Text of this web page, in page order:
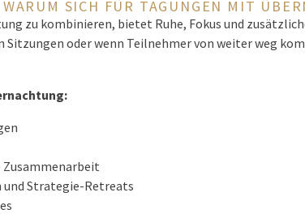
WARUM SICH FÜR TAGUNGEN MIT
zu kombinieren, bietet Ruhe, Fokus und
oder wenn Teilnehmer von weiter weg
und Strategie-Retreats